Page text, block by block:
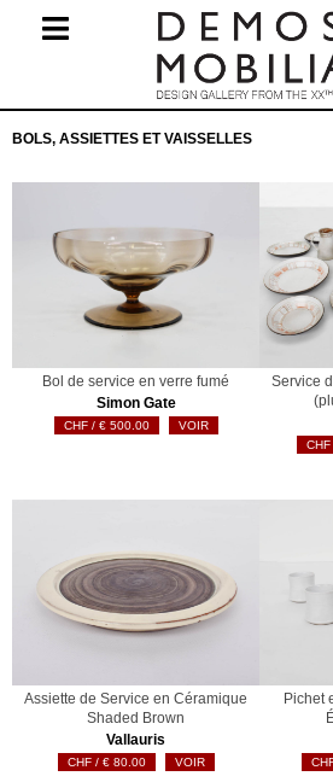
Navigation
BOLS, ASSIETTES ET VAISSELLES
Bol de service en verre fumé
Simon Gate
€500.00 VOIR
Service
Assiette de Service en Céramique
Shaded Brown
Vallauris
€80.00 VOIR
Pichet